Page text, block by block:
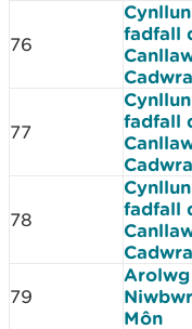
76
fadfall
77
fadfall
78
fadfall
79
Môn